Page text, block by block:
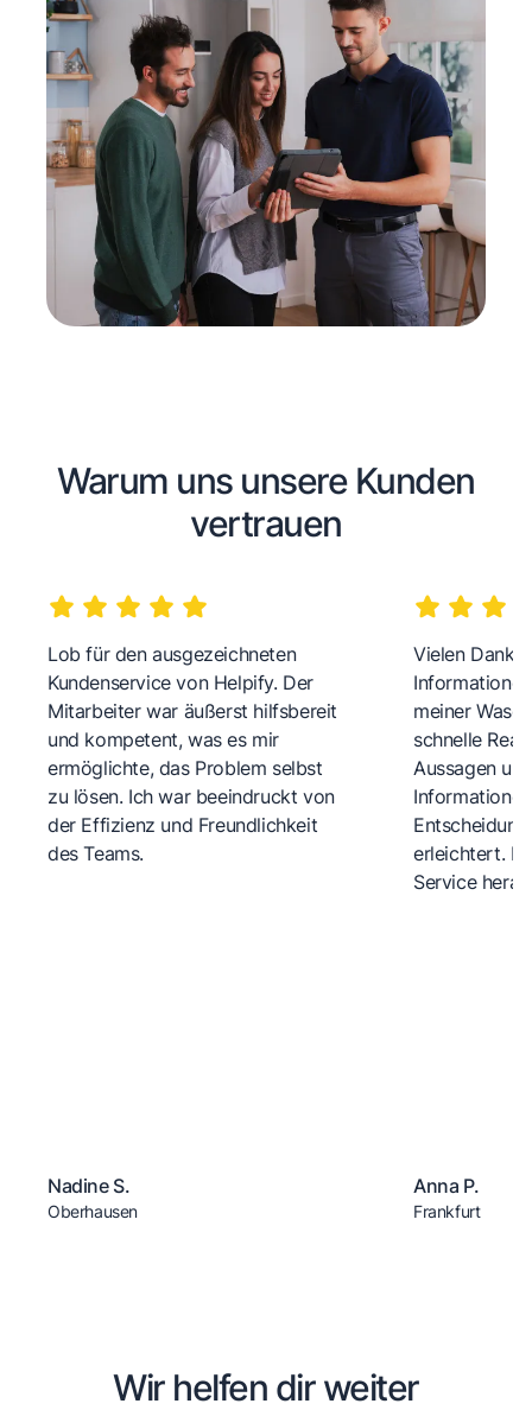
Warum uns unsere Kunden
vertrauen
Lob für den ausgezeichneten
Kundenservice von Helpify. Der
Mitarbeiter war äußerst hilfsbereit
und kompetent, was es mir
ermöglichte, das Problem selbst
zu lösen. Ich war beeindruckt von
der Effizienz und Freundlichkeit
des Teams.
Nadine S.
Oberhausen
Vielen Dank
meiner
schnelle
Aussagen
erleichtert.
Service
Anna P.
Frankfurt
Wir helfen dir weiter